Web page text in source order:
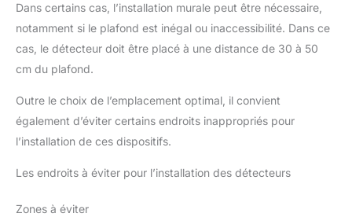
Dans certains cas, l’installation murale peut être nécessaire,
notamment si le plafond est inégal ou inaccessibilité. Dans ce
cas, le détecteur doit être placé à une distance de 30 à 50
cm du plafond.
Outre le choix de l’emplacement optimal, il convient
également d’éviter certains endroits inappropriés pour
l’installation de ces dispositifs.
Les endroits à éviter pour l’installation des détecteurs
Zones à éviter